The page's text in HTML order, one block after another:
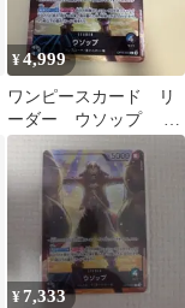
¥4,999
ワンピースカード リ
ーダー ウソップ プ
ロモ パラレル
¥7,333